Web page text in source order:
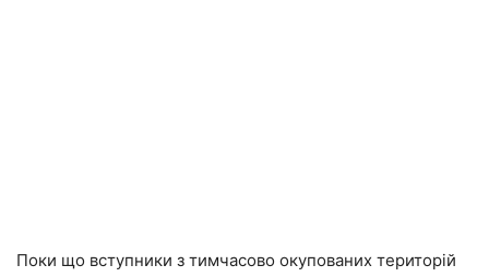
Поки що вступники з тимчасово окупованих територій